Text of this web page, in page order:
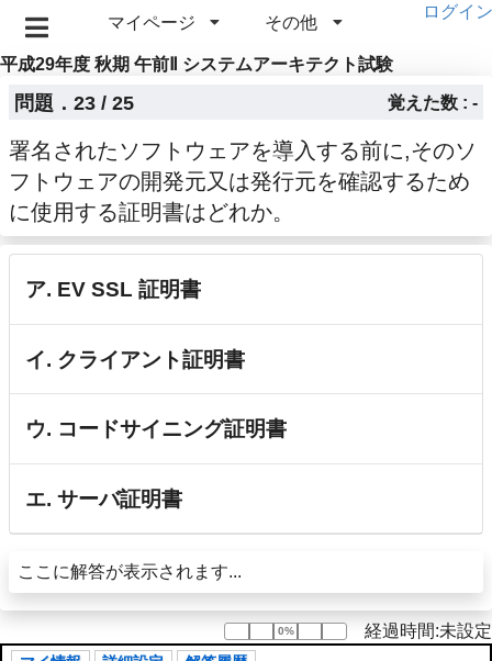
マイページ その他
ログイン
平成29年度 秋期 午前Ⅱ システムアーキテクト試験
問題．23 / 25 覚えた数 : -
署名されたソフトウェアを導入する前に,そのソ
フトウェアの開発元又は発行元を確認するため
に使用する証明書はどれか。
ア. EV SSL 証明書
イ. クライアント証明書
ウ. コードサイニング証明書
エ. サーバ証明書
ここに解答が表示されます...
0%
0% 経過時間:未設定